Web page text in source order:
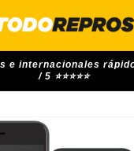
e internacionales
/ 5 ⭐⭐⭐⭐⭐